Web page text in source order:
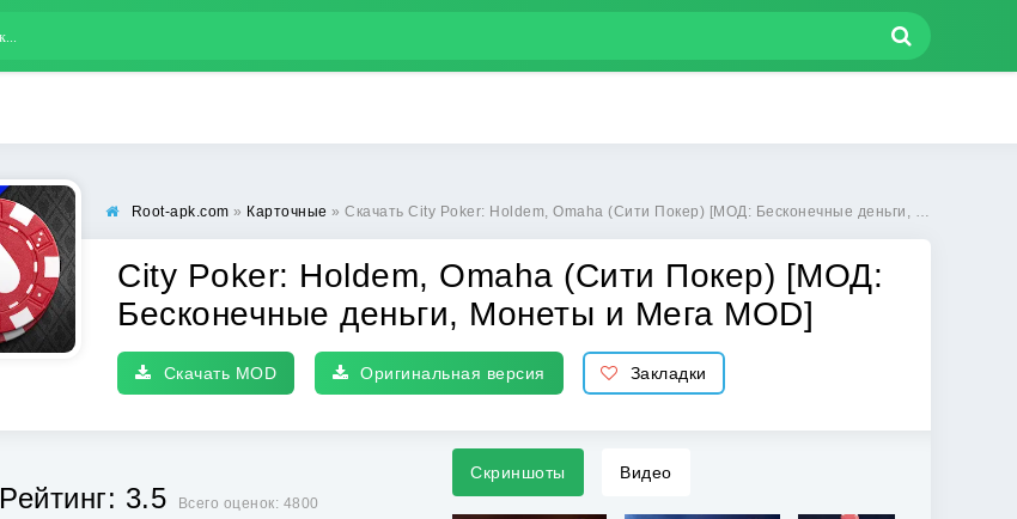
Root-apk.com » Карточные » Скачать City Poker: Holdem, Omaha (Сити Покер) [МОД: Бесконечные деньги, Монеты и Мега MOD] | Взлом City Poker: Holdem, Omaha на Андроид
City Poker: Holdem, Omaha (Сити Покер) [МОД:
Бесконечные деньги, Монеты и Мега MOD]
Скачать MOD Оригинальная версия Закладки
Рейтинг: 3.5 Всего оценок: 4800
Скриншоты Видео